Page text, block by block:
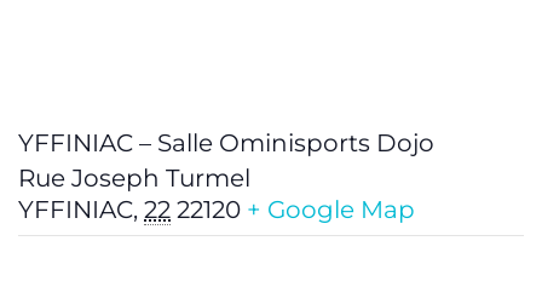
YFFINIAC – Salle Ominisports Dojo
Rue Joseph Turmel
YFFINIAC, 22 22120 + Google Map